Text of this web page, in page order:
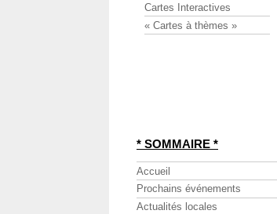
Cartes Interactives
« Cartes à thèmes »
* SOMMAIRE *
Accueil
Prochains événements
Actualités locales